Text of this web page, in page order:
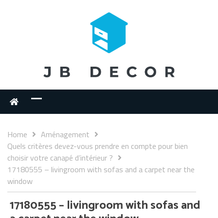
Home
Aménagement
Quels critères devez-vous prendre en compte pour bien
choisir votre canapé d’intérieur ?
17180555 – livingroom with sofas and a carpet near the
window
17180555 – livingroom with sofas and